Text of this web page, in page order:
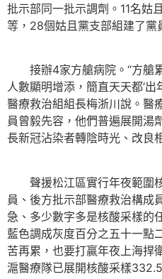
批示部同一批示調劑。11名姑
等，28個姑且黨支部組建了黨
接辦4家方艙病院。“方艙
人數顯明增添，簡直天天都‘出
醫療救治組組長梅浙川說。醫
員曾毅先容，他們普遍展開湯
長新冠沾染者轉陰時光、改良
聲援松江區實行年夜範圍
員、後方批示部醫療救治構成
急、多少數字多是核酸采樣的
藍色調成灰度百分之五十一點
苦再累，也要打贏年夜上海捍
滬醫療隊已展開核酸采樣